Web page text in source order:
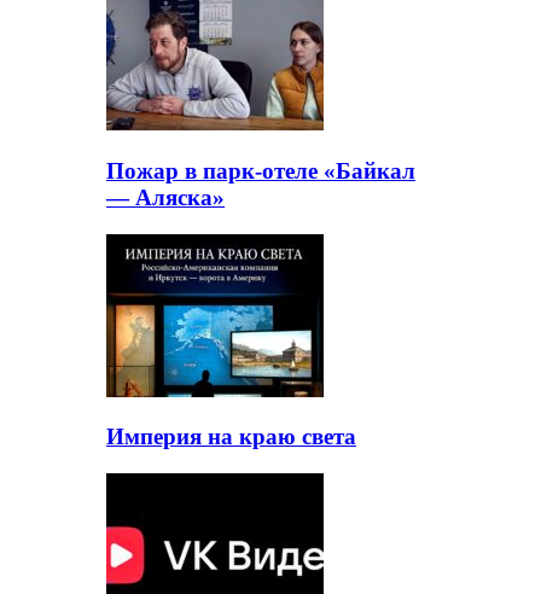
Пожар в парк-отеле «Байкал
— Аляска»
Империя на краю света